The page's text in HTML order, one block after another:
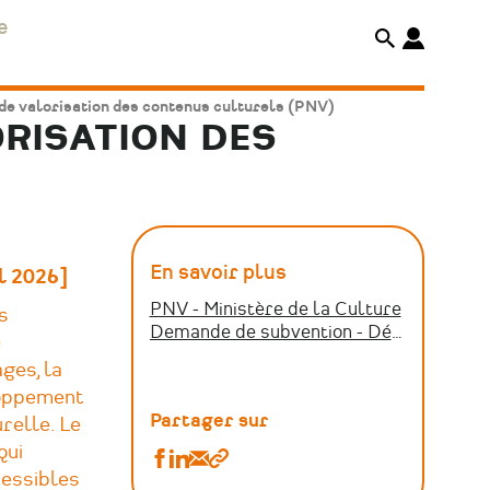
valorisation des contenus culturels (PNV)
DES
la
Le
En savoir plus
PNV - Ministère de la Culture
Demande de subvention - Démarches simplifiées
Partager sur
Partager
Partager
Partager
Copier